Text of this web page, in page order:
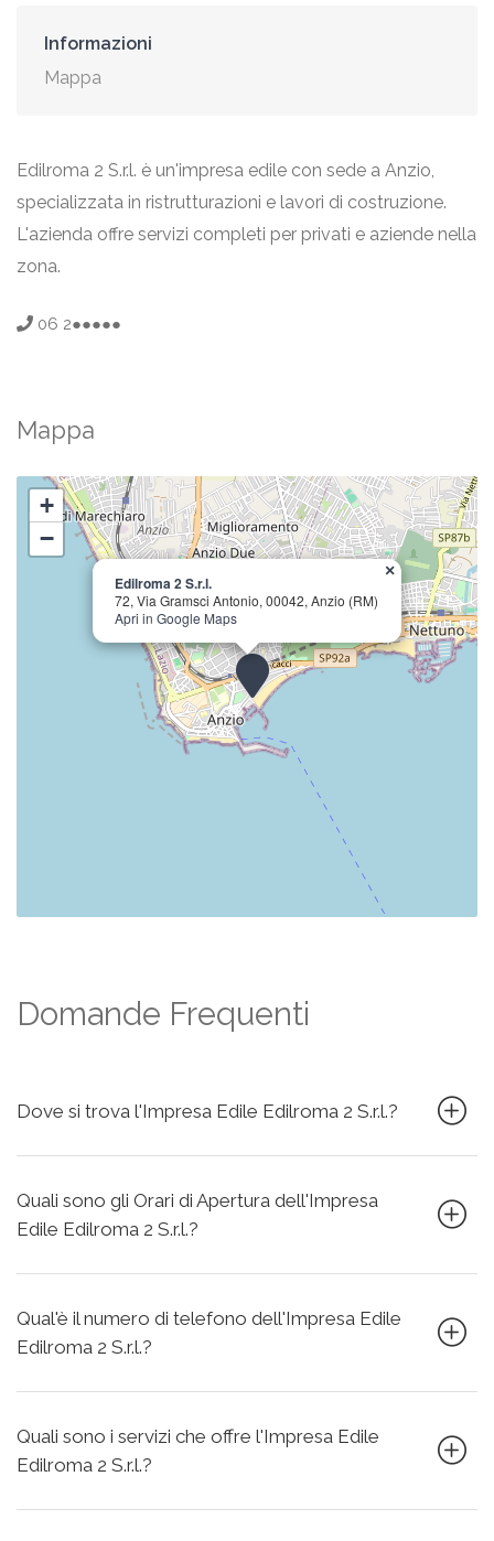
Informazioni
Mappa
Edilroma 2 S.r.l. è un'impresa edile con sede a Anzio,
specializzata in ristrutturazioni e lavori di costruzione.
L'azienda offre servizi completi per privati e aziende nella
zona.
06 2●●●●●
Mappa
Edilroma 2 S.r.l.
72, Via Gramsci Antonio, 00042, Anzio (RM)
Apri in Google Maps
×
+
−
Domande Frequenti
Dove si trova l'Impresa Edile Edilroma 2 S.r.l.?
Quali sono gli Orari di Apertura dell'Impresa
Edile Edilroma 2 S.r.l.?
Qual'è il numero di telefono dell'Impresa Edile
Edilroma 2 S.r.l.?
Quali sono i servizi che offre l'Impresa Edile
Edilroma 2 S.r.l.?